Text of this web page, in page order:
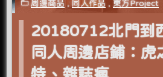
周邊商品 同人作品 東方Project
20180712北門到
同人周邊店鋪：虎
特、雜誌瘋